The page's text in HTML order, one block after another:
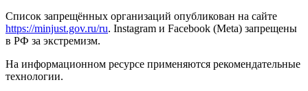
Список запрещённых организаций опубликован на сайте
https://minjust.gov.ru/ru. Instagram и Facebook (Metа) запрещены
в РФ за экстремизм.
На информационном ресурсе применяются рекомендательные
технологии.